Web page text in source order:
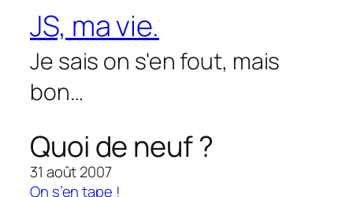
contenu
JS, ma vie.
Je sais on s'en fout, mais
bon…
Quoi de neuf ?
31 août 2007
On s’en tape !